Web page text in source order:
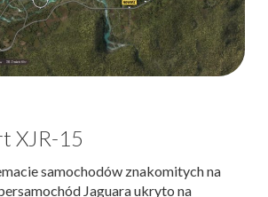
XJR-15
samochodów znakomitych na
Jaguara ukryto na